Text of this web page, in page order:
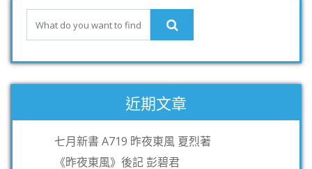
近期文章
七月新書 A719 昨夜東風 夏烈著
《昨夜東風》後記 彭碧君